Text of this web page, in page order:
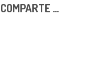
...